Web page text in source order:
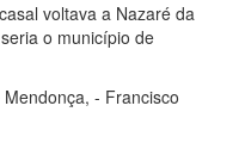
voltava a Nazaré da
o município de
- Francisco